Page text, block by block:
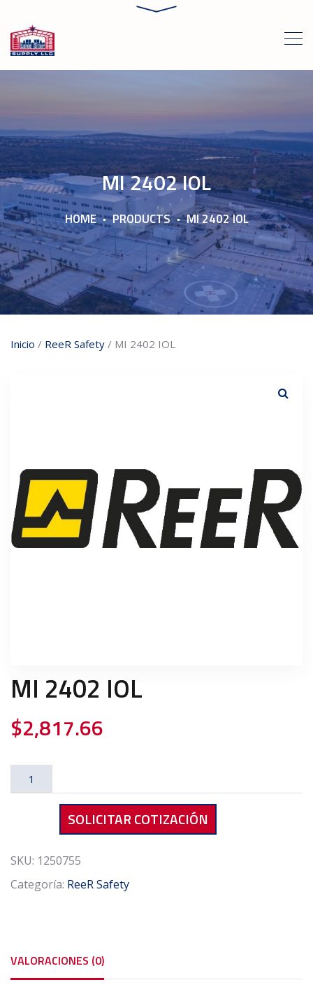
MI 2402 IOL
HOME PRODUCTS MI 2402 IOL
Inicio / ReeR Safety / MI 2402 IOL
MI 2402 IOL
$2,817.66
SOLICITAR COTIZACIÓN
SKU: 1250755
Categoría: ReeR Safety
VALORACIONES (0)